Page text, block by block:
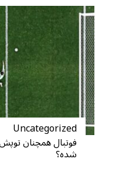
Uncategorized
فوتبال همچنان
شده؟